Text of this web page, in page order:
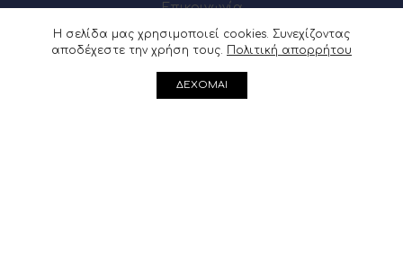
Επικοινωνία
Πως θα μας βρείτε
Μαιζώνος 54-56, Πάτρα
Η σελίδα μας χρησιμοποιεί cookies. Συνεχίζοντας
αποδέχεστε την χρήση τους. Πολιτική απορρήτου
ΔΕΧΟΜΑΙ